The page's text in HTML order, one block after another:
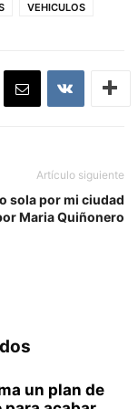
VEHICULOS
Artículo siguiente
sola por mi ciudad
Maria Quiñonero
un plan de